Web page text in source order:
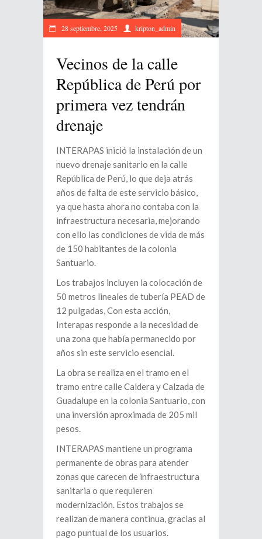
28 septiembre, 2025 kripton_admin
Vecinos de la calle
República de Perú por
primera vez tendrán
drenaje
INTERAPAS inició la instalación de un
nuevo drenaje sanitario en la calle
República de Perú, lo que deja atrás
años de falta de este servicio básico,
ya que hasta ahora no contaba con la
infraestructura necesaria, mejorando
con ello las condiciones de vida de más
de 150 habitantes de la colonia
Santuario.
Los trabajos incluyen la colocación de
50 metros lineales de tubería PEAD de
12 pulgadas, Con esta acción,
Interapas responde a la necesidad de
una zona que había permanecido por
años sin este servicio esencial.
La obra se realiza en el tramo en el
tramo entre calle Caldera y Calzada de
Guadalupe en la colonia Santuario, con
una inversión aproximada de 205 mil
pesos.
INTERAPAS mantiene un programa
permanente de obras para atender
zonas que carecen de infraestructura
sanitaria o que requieren
modernización. Estos trabajos se
realizan de manera continua, gracias al
pago puntual de los usuarios.